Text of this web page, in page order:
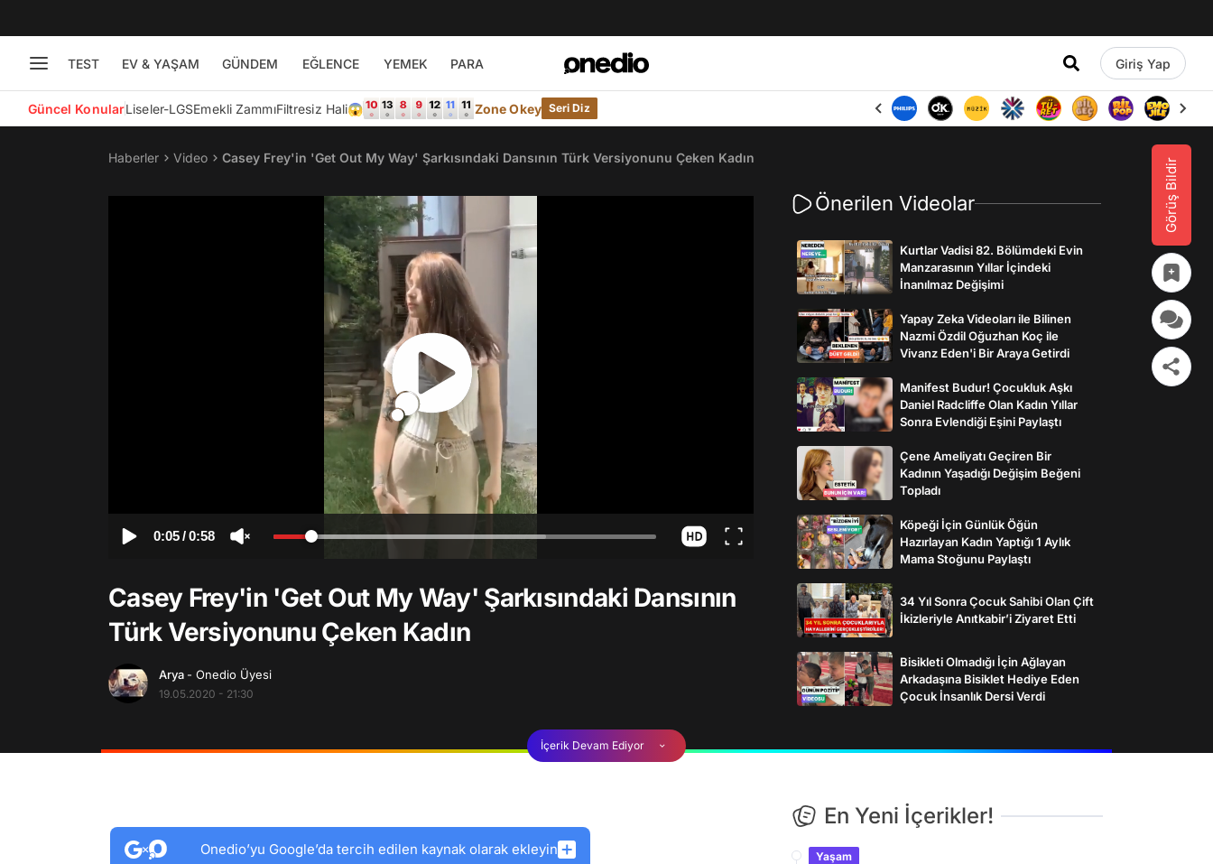
TEST EV & YAŞAM GÜNDEM EĞLENCE YEMEK PARA Giriş Yap
Güncel KonularLiseler-LGSEmekli ZammıFiltresiz Hali😱 Zone Okey Seri Diz
Görüş Bildir
Haberler Video Casey Frey'in 'Get Out My Way' Şarkısındaki Dansının Türk Versiyonunu Çeken Kadın
0:05/0:58
Casey Frey'in 'Get Out My Way' Şarkısındaki Dansının
Türk Versiyonunu Çeken Kadın
Arya - Onedio Üyesi
19.05.2020 - 21:30
Önerilen Videolar
Kurtlar Vadisi 82. Bölümdeki Evin
Manzarasının Yıllar İçindeki
İnanılmaz Değişimi
Yapay Zeka Videoları ile Bilinen
Nazmi Özdil Oğuzhan Koç ile
Vivanz Eden'i Bir Araya Getirdi
Manifest Budur! Çocukluk Aşkı
Daniel Radcliffe Olan Kadın Yıllar
Sonra Evlendiği Eşini Paylaştı
Çene Ameliyatı Geçiren Bir
Kadının Yaşadığı Değişim Beğeni
Topladı
Köpeği İçin Günlük Öğün
Hazırlayan Kadın Yaptığı 1 Aylık
Mama Stoğunu Paylaştı
34 Yıl Sonra Çocuk Sahibi Olan Çift
İkizleriyle Anıtkabir’i Ziyaret Etti
Bisikleti Olmadığı İçin Ağlayan
Arkadaşına Bisiklet Hediye Eden
Çocuk İnsanlık Dersi Verdi
İçerik Devam Ediyor
Onedio’yu Google’da tercih edilen kaynak olarak ekleyin
En Yeni İçerikler!
Yaşam